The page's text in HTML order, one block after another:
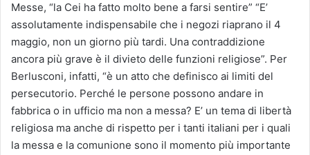
Messe, “la Cei ha fatto molto bene a farsi sentire” “E’
assolutamente indispensabile che i negozi riaprano il 4
maggio, non un giorno più tardi. Una contraddizione
ancora più grave è il divieto delle funzioni religiose”. Per
Berlusconi, infatti, “è un atto che definisco ai limiti del
persecutorio. Perché le persone possono andare in
fabbrica o in ufficio ma non a messa? E’ un tema di libertà
religiosa ma anche di rispetto per i tanti italiani per i quali
la messa e la comunione sono il momento più importante